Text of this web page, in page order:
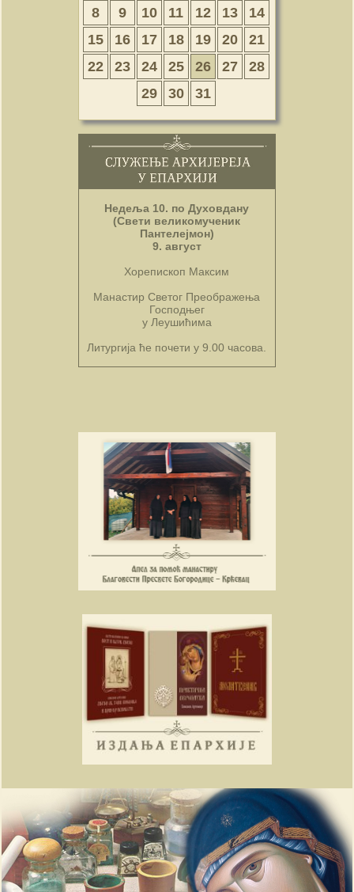
8
9 10 11 12 13
14
15
16 17 18 19 20
21
22
23 24 25 26 27
28
29
30 31
Недеља 10. по Духовдану
(Свети великомученик
Пантелејмон)
9. август
Хорепископ Максим
Манастир Светог Преображења
Господњег
у Леушићима
Литургија ће почети у 9.00 часова.